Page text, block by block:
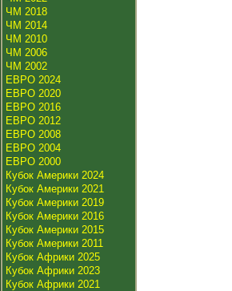
ЧМ 2018
ЧМ 2014
ЧМ 2010
ЧМ 2006
ЧМ 2002
ЕВРО 2024
ЕВРО 2020
ЕВРО 2016
ЕВРО 2012
ЕВРО 2008
ЕВРО 2004
ЕВРО 2000
Кубок Америки 2024
Кубок Америки 2021
Кубок Америки 2019
Кубок Америки 2016
Кубок Америки 2015
Кубок Америки 2011
Кубок Африки 2025
Кубок Африки 2023
Кубок Африки 2021